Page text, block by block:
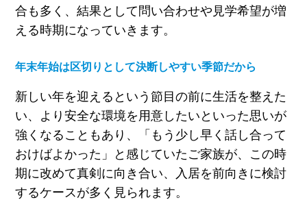
合も多く、結果として問い合わせや見学希望が増
える時期になっていきます。
年末年始は区切りとして決断しやすい季節だから
新しい年を迎えるという節目の前に生活を整えた
い、より安全な環境を用意したいといった思いが
強くなることもあり、「もう少し早く話し合って
おけばよかった」と感じていたご家族が、この時
期に改めて真剣に向き合い、入居を前向きに検討
するケースが多く見られます。